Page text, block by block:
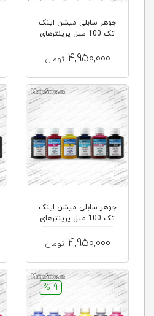
جوهر سابلی میشن اینک
تک 100 میل پرینترهای
4,950,000 تومان
جوهر سابلی میشن اینک
تک 100 میل پرینترهای
4,950,000 تومان
9 %